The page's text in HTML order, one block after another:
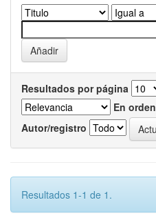
Resultados por página
En orden
Autor/registro
Resultados 1-1 de 1.